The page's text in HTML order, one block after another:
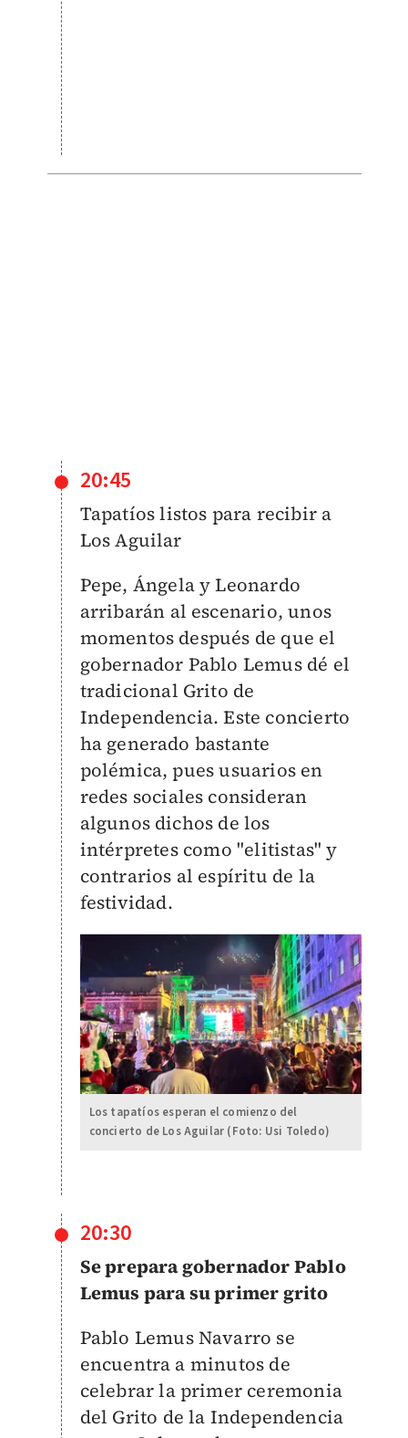
20:45
Tapatíos listos para recibir a
Los Aguilar
Pepe, Ángela y Leonardo
arribarán al escenario, unos
momentos después de que el
gobernador Pablo Lemus dé el
tradicional Grito de
Independencia. Este concierto
ha generado bastante
polémica, pues usuarios en
redes sociales consideran
algunos dichos de los
intérpretes como "elitistas" y
contrarios al espíritu de la
festividad.
Los tapatíos esperan el comienzo del
concierto de Los Aguilar (Foto: Usi Toledo)
20:30
Se prepara gobernador Pablo
Lemus para su primer grito
Pablo Lemus Navarro se
encuentra a minutos de
celebrar la primer ceremonia
del Grito de la Independencia